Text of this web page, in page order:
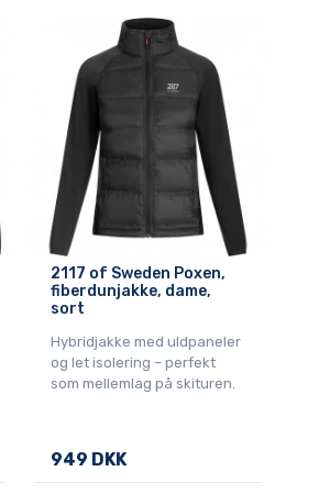
2117 of Sweden Poxen,
fiberdunjakke, dame,
sort
Hybridjakke med uldpaneler
og let isolering – perfekt
som mellemlag på skituren.
949 DKK